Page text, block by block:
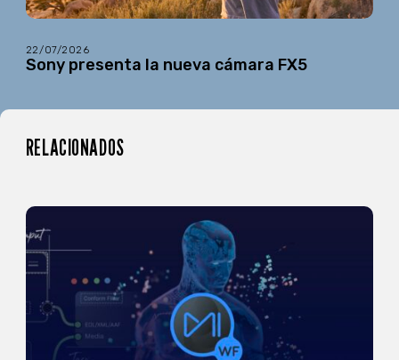
22/07/2026
Sony presenta la nueva cámara FX5
RELACIONADOS